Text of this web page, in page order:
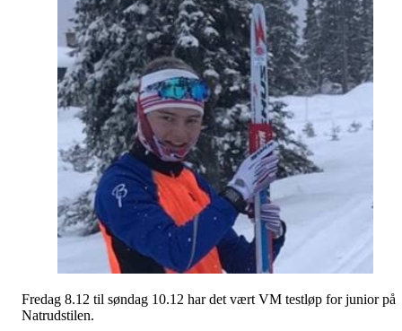
Fredag 8.12 til søndag 10.12 har det vært VM testløp for junior på
Natrudstilen.